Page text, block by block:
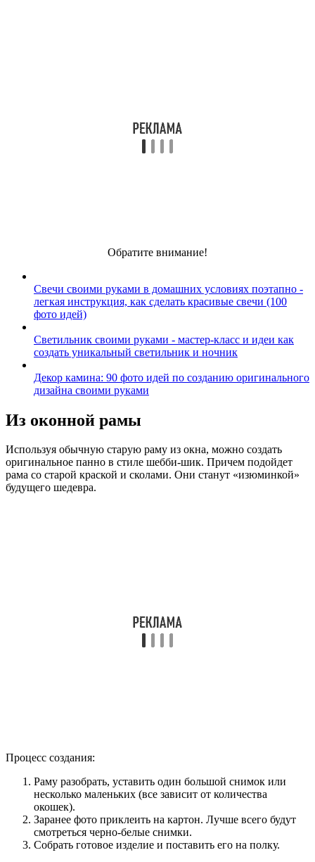
Обратите внимание!
Свечи своими руками в домашних условиях поэтапно -
легкая инструкция, как сделать красивые свечи (100
фото идей)
Светильник своими руками - мастер-класс и идеи как
создать уникальный светильник и ночник
Декор камина: 90 фото идей по созданию оригинального
дизайна своими руками
Из оконной рамы
Используя обычную старую раму из окна, можно создать
оригинальное панно в стиле шебби-шик. Причем подойдет
рама со старой краской и сколами. Они станут «изюминкой»
будущего шедевра.
Процесс создания:
Раму разобрать, уставить один большой снимок или
несколько маленьких (все зависит от количества
окошек).
Заранее фото приклеить на картон. Лучше всего будут
смотреться черно-белые снимки.
Собрать готовое изделие и поставить его на полку.